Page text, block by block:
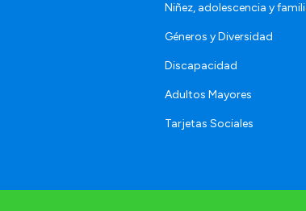
Niñez, adolescencia y
Géneros y Diversidad
Discapacidad
Adultos Mayores
Tarjetas Sociales